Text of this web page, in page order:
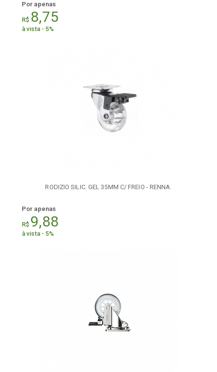
Por apenas
R$ 8,75
à vista - 5%
RODIZIO SILIC. GEL 35MM C/ FREIO - RENNA.
Por apenas
R$ 9,88
à vista - 5%